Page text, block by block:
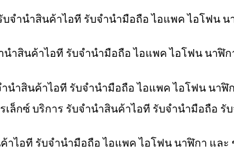
บจำนำสินค้าไอที รับจำนำมือถือ ไอแพค ไอโฟน
ำสินค้าไอที รับจำนำมือถือ ไอแพค ไอโฟน นาฬิ
นำสินค้าไอที รับจำนำมือถือ ไอแพค ไอโฟน นาฬิ
เล็กซ์ บริการ รับจำนำสินค้าไอที รับจำนำมือถือ
าไอที รับจำนำมือถือ ไอแพค ไอโฟน นาฬิกา และ